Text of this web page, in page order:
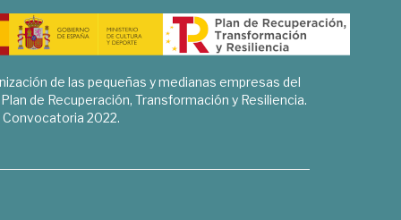
de las pequeñas y medianas empresas del
de Recuperación, Transformación y Resiliencia.
Convocatoria 2022.